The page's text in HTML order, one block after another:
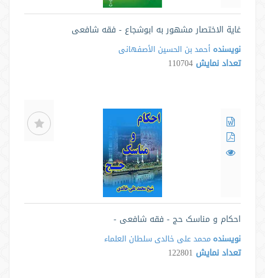
غایة الاختصار مشهور به ابوشجاع - فقه شافعی
نویسنده أحمد بن الحسین الأصفهانی
تعداد نمایش 110704
احکام و مناسک حج - فقه شافعی -
نویسنده محمد علی خالدی سلطان العلماء
تعداد نمایش 122801